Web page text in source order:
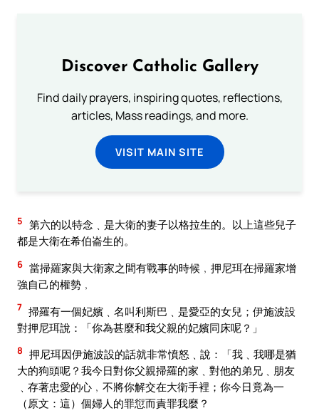
Discover Catholic Gallery
Find daily prayers, inspiring quotes, reflections,
articles, Mass readings, and more.
VISIT MAIN SITE
5 第六的以特念﹑是大衛的妻子以格拉生的。以上這些兒子
都是大衛在希伯崙生的。
6 當掃羅家與大衛家之間有戰事的時候﹐押尼珥在掃羅家增
強自己的權勢﹐
7 掃羅有一個妃嬪﹑名叫利斯巴﹑是愛亞的女兒；伊施波設
對押尼珥說：「你為甚麼和我父親的妃嬪同床呢？」
8 押尼珥因伊施波設的話就非常憤怒﹑說：「我﹑我哪是猶
大的狗頭呢？我今日對你父親掃羅的家﹑對他的弟兄﹑朋友
﹑存著忠愛的心﹐不將你解交在大衛手裡；你今日竟為一
（原文：這）個婦人的罪愆而責罪我麼？